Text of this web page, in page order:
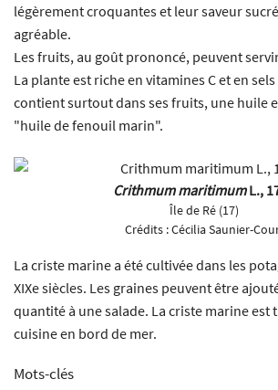
légèrement croquantes et leur saveur
agréable.
Les fruits, au goût prononcé, peuvent
La plante est riche en vitamines C et en
contient surtout dans ses fruits, une huile
"huile de fenouil marin".
Crithmum maritimumL.,
Île de Ré (17)
Crédits :Cécilia Saunier-
La criste marine a été cultivée dans les
XIXe siècles. Les graines peuvent être
quantité à une salade. La criste marine est
cuisine en bord de mer.
Mots-clés